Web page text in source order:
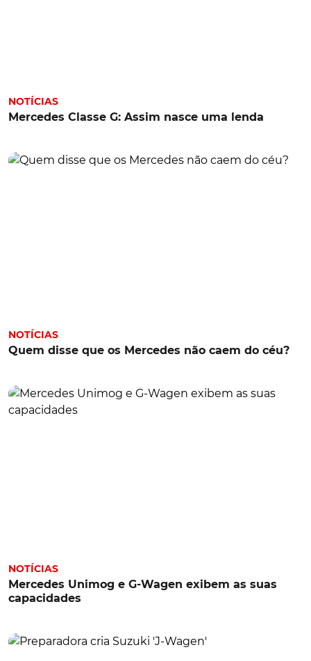
NOTÍCIAS
Mercedes Classe G: Assim nasce uma lenda
NOTÍCIAS
Quem disse que os Mercedes não caem do céu?
NOTÍCIAS
Mercedes Unimog e G-Wagen exibem as suas
capacidades